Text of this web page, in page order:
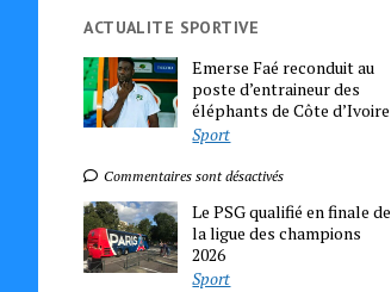
ACTUALITE SPORTIVE
Emerse Faé reconduit au
poste d’entraineur des
éléphants de Côte d’Ivoire
Sport
Commentaires sont désactivés
Le PSG qualifié en finale de
la ligue des champions
2026
Sport